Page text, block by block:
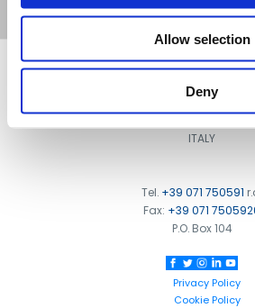
Allow selection
Deny
FBT Elettronica SpA
Via Paolo Soprani, 1 (Z.I.
ITALY
Tel. +39 071 750591
Fax: +39 071
P.O. Box 104
Privacy Policy
Cookie Policy